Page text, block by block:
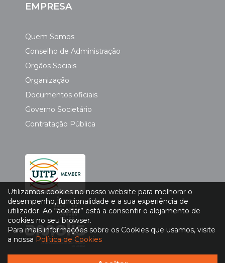
EMPRESA
Quem Somos
Conselho de Administração
Orgãos Sociais
Organização
Documentos oficiais
Governo Societário
Contratação Pública
Utilizamos cookies no nosso website para melhorar o
desempenho, funcionalidade e a sua experiência de
utilizador. Ao “aceitar” está a consentir o alojamento de
cookies no seu browser.
Para mais informações sobre os Cookies que usamos, visite
a nossa Política de Cookies